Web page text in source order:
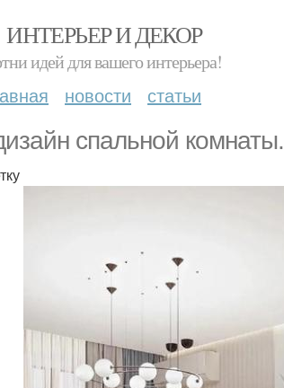
ИНТЕРЬЕР И ДЕКОР
идей для вашего интерьера!
новости статьи
спальной комнаты.